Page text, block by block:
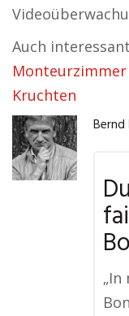
Auch
Kruchten
Bernd